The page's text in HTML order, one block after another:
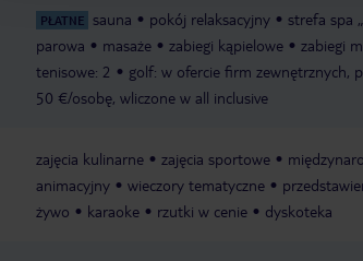
PŁATNE sauna pokój relaksacyjny strefa spa
parowa
masaże zabiegi kąpielowe zabiegi
tenisowe: 2
golf: w ofercie firm zewnętrznych,
50 €/osobę, wliczone w all inclusive
zajęcia kulinarne zajęcia sportowe
animacyjny
wieczory tematyczne
żywo
karaoke rzutki w cenie dyskoteka